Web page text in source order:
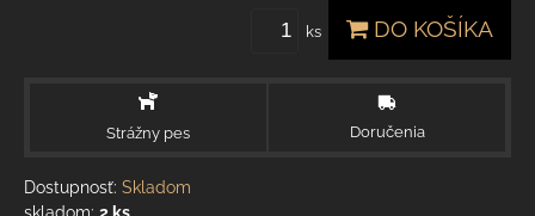
ks DO KOŠÍKA
Strážny pes Doručenia
Dostupnosť: Skladom